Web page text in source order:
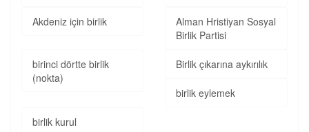
Akdeniz için birlik
Alman Hristiyan Sosyal
Birlik Partisi
birinci dörtte birlik
(nokta)
Birlik çıkarına aykırılık
birlik eylemek
birlik kurul